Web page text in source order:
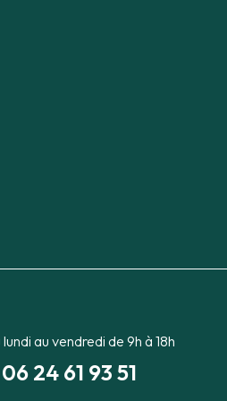
au vendredi de 9h à 18h
06 24 61 93 51